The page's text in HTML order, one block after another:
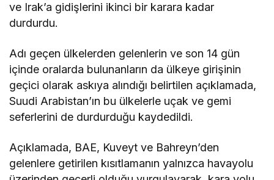
ve Irak’a gidişlerini ikinci bir karara kadar
durdurdu.
Adı geçen ülkelerden gelenlerin ve son 14 gün
içinde oralarda bulunanların da ülkeye girişinin
geçici olarak askıya alındığı belirtilen açıklamada,
Suudi Arabistan’ın bu ülkelerle uçak ve gemi
seferlerini de durdurduğu kaydedildi.
Açıklamada, BAE, Kuveyt ve Bahreyn’den
gelenlere getirilen kısıtlamanın yalnızca havayolu